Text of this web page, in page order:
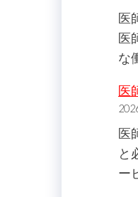
医
医
な
医
医
と
ー